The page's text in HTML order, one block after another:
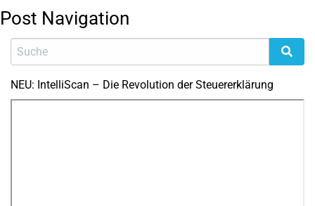
Post Navigation
NEU: IntelliScan – Die Revolution der Steuererklärung